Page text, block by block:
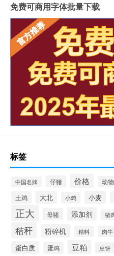
免费可商用字体批量下载
标签
中国名牌 仔猪 价格 动物
土鸡 大北 小鸡 小麦
正大 母猪 添加剂 猪
秸秆 粉碎机 精料 肉牛
蛋白质 蛋鸡 豆粕 豆饼